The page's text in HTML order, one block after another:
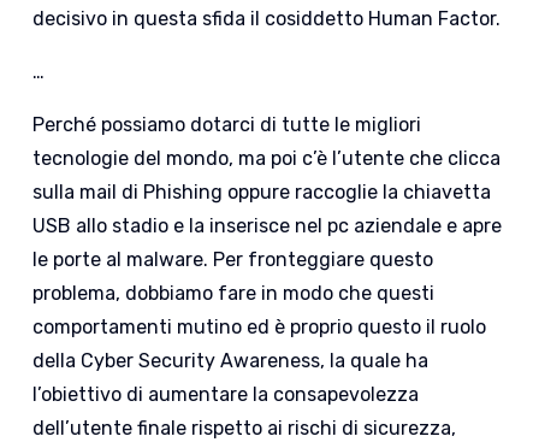
decisivo in questa sfida il cosiddetto Human Factor.
…
Perché possiamo dotarci di tutte le migliori
tecnologie del mondo, ma poi c’è l’utente che clicca
sulla mail di Phishing oppure raccoglie la chiavetta
USB allo stadio e la inserisce nel pc aziendale e apre
le porte al malware. Per fronteggiare questo
problema, dobbiamo fare in modo che questi
comportamenti mutino ed è proprio questo il ruolo
della Cyber Security Awareness, la quale ha
l’obiettivo di aumentare la consapevolezza
dell’utente finale rispetto ai rischi di sicurezza,